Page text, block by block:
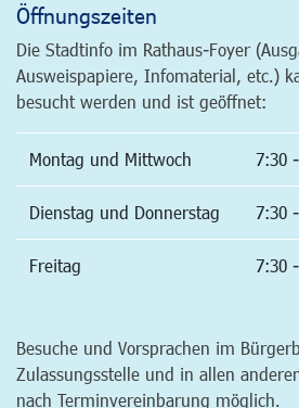
Öffnungszeiten
Die Stadtinfo im Rathaus-Foyer
Ausweispapiere, Infomaterial, etc.)
besucht werden und ist geöffnet:
Montag und Mittwoch 7:30
Dienstag und Donnerstag 7:30
Freitag 7:30
Besuche und Vorsprachen im
Zulassungsstelle und in allen
nach Terminvereinbarung möglich.